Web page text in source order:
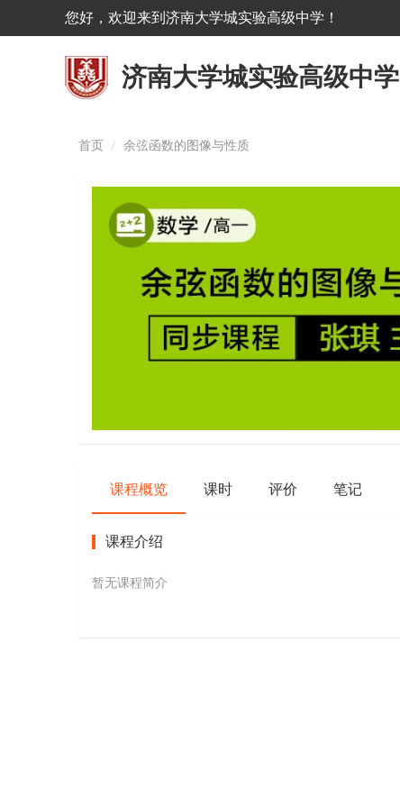
您好，欢迎来到济南大学城实验高级中学！
济南大学城实验高级中学
首页 余弦函数的图像与性质
课程概览 课时 评价 笔记
课程介绍
暂无课程简介